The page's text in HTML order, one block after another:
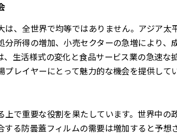
、全世界で均等ではありません。アジア太
所得の増加、小売セクターの急増により、
生活様式の変化と食品サービス業の急速な
レイヤーにとって魅力的な機会を提供してい
で重要な役割を果たしています。世界中の
る防曇蓋フィルムの需要は増加すると予想